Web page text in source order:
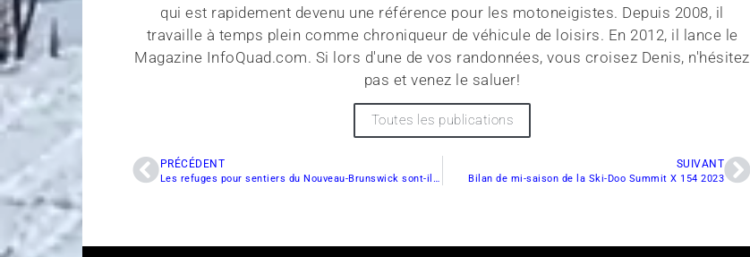
qui est rapidement devenu une référence pour les motoneigistes. Depuis 2008, il
travaille à temps plein comme chroniqueur de véhicule de loisirs. En 2012, il lance le
Magazine InfoQuad.com. Si lors d'une de vos randonnées, vous croisez Denis, n'hésitez
pas et venez le saluer!
Toutes les publications
PRÉCÉDENT
Les refuges pour sentiers du Nouveau-Brunswick sont-ils vraiment uniques ?
SUIVANT
Bilan de mi-saison de la Ski-Doo Summit X 154 2023